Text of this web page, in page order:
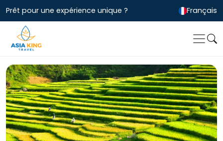
Prêt pour une expérience unique ? Français